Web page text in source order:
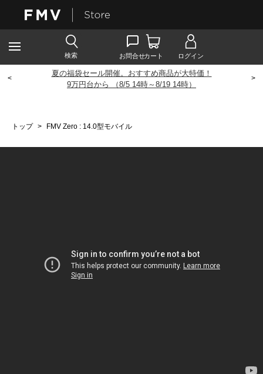
夏の福袋セール開催。おすすめ商品が大特価！
9万円台から （8/5 14時～8/19 14時）
< >
トップ > FMV Zero : 14.0型モバイル